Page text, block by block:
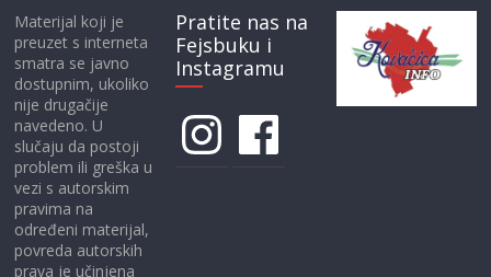
Materijal koji je
preuzet s interneta
smatra se javno
dostupnim, ukoliko
nije drugačije
navedeno. U
slučaju da postoji
problem ili greška u
vezi s autorskim
pravima na
određeni materijal,
povreda autorskih
prava je učinjena
Pratite nas na
Fejsbuku i
Instagramu
InstagramFacebook